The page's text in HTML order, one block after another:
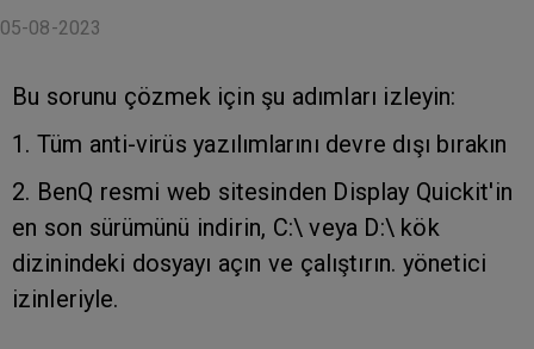
05-08-2023
Bu sorunu çözmek için şu adımları izleyin:
1. Tüm anti-virüs yazılımlarını devre dışı bırakın
2. BenQ resmi web sitesinden Display Quickit'in
en son sürümünü indirin, C:\ veya D:\ kök
dizinindeki dosyayı açın ve çalıştırın. yönetici
izinleriyle.